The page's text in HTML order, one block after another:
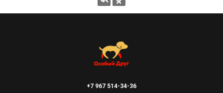
+7 967 514-34-36